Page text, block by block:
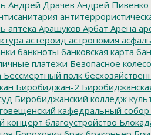
Андрей Драчев Андрей Пивенко
аптека Арашуков Арбат Арена
астероид астрономия
банкноты банковская карта
платежи Безопасное
Бессмертный полк
Биробиджан-2
Биробиджанский колледж
кафедральный собор
концерт благоустройство